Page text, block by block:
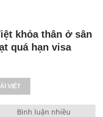
khỏa thân ở sân
quá hạn visa
VIẾT
Bình luận nhiều